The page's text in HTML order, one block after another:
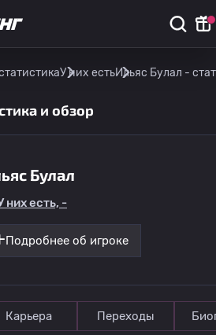
У них естьИльяс Булал -
и обзор
Булал
них есть, -
Подробнее об игроке
Карьера Переходы